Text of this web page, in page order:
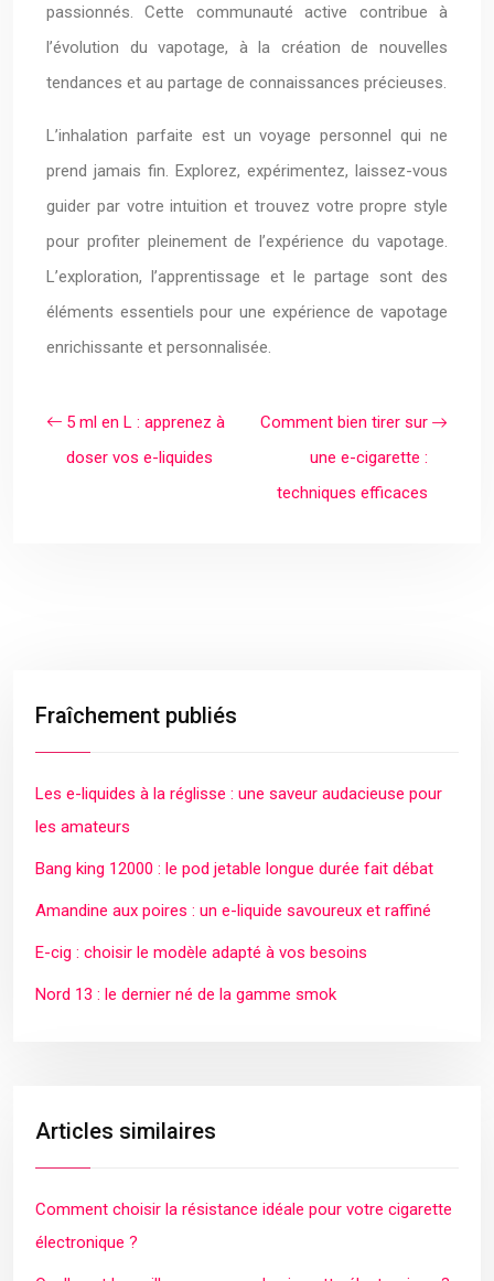
passionnés. Cette communauté active contribue à
l’évolution du vapotage, à la création de nouvelles
tendances et au partage de connaissances précieuses.
L’inhalation parfaite est un voyage personnel qui ne
prend jamais fin. Explorez, expérimentez, laissez-vous
guider par votre intuition et trouvez votre propre style
pour profiter pleinement de l’expérience du vapotage.
L’exploration, l’apprentissage et le partage sont des
éléments essentiels pour une expérience de vapotage
enrichissante et personnalisée.
5 ml en L : apprenez à
doser vos e-liquides
Comment bien tirer sur
une e-cigarette :
techniques efficaces
Fraîchement publiés
Les e-liquides à la réglisse : une saveur audacieuse pour
les amateurs
Bang king 12000 : le pod jetable longue durée fait débat
Amandine aux poires : un e-liquide savoureux et raffiné
E-cig : choisir le modèle adapté à vos besoins
Nord 13 : le dernier né de la gamme smok
Articles similaires
Comment choisir la résistance idéale pour votre cigarette
électronique ?